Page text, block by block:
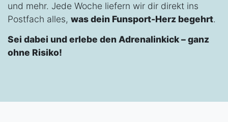
und mehr. Jede Woche liefern wir dir direkt ins
Postfach alles, was dein Funsport-Herz begehrt.
Sei dabei und erlebe den Adrenalinkick – ganz
ohne Risiko!